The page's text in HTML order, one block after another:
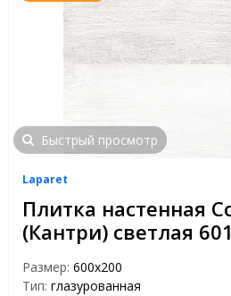
Быстрый просмотр
Laparet
Плитка настенная
(Кантри) светлая
Размер: 600х200
Тип: глазурованная